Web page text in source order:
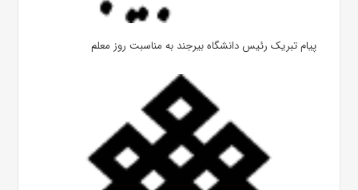
پیام تبریک رئیس دانشگاه بیرجند به مناسبت روز معلم